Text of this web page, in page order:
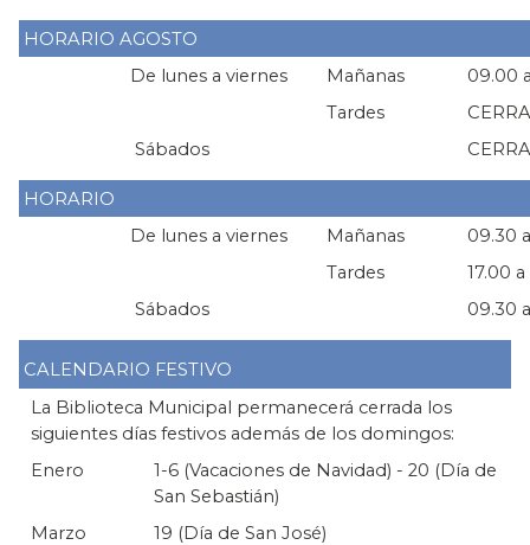
HORARIO AGOSTO
De lunes a viernes
Mañanas
09.00
Tardes
Sábados
HORARIO
De lunes a viernes
Mañanas
09.30
Tardes
17.00
Sábados
09.30
CALENDARIO FESTIVO
La Biblioteca Municipal permanecerá cerrada los
siguientes días festivos además de los domingos:
Enero
1-6 (Vacaciones de Navidad) - 20 (Día de
San Sebastián)
Marzo
19 (Día de San José)